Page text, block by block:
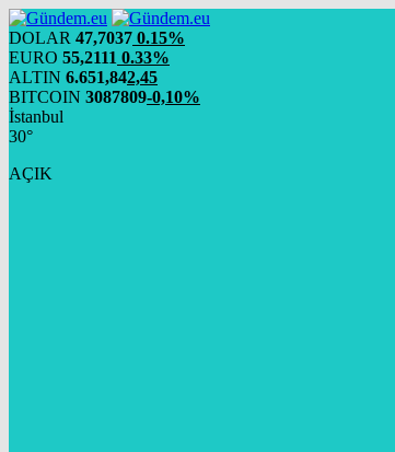
DOLAR 47,7037 0.15%
EURO 55,2111 0.33%
ALTIN 6.651,842,45
BITCOIN 3087809-0,10%
İstanbul
30°
AÇIK